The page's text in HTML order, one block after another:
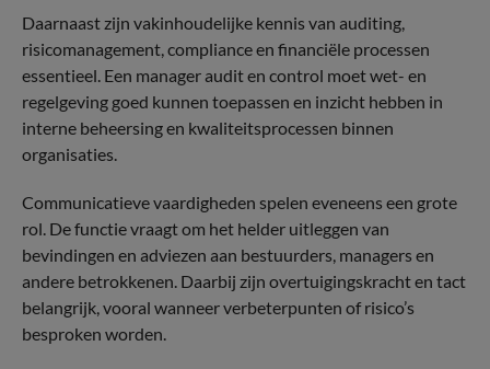
Daarnaast zijn vakinhoudelijke kennis van auditing,
risicomanagement, compliance en financiële processen
essentieel. Een manager audit en control moet wet- en
regelgeving goed kunnen toepassen en inzicht hebben in
interne beheersing en kwaliteitsprocessen binnen
organisaties.
Communicatieve vaardigheden spelen eveneens een grote
rol. De functie vraagt om het helder uitleggen van
bevindingen en adviezen aan bestuurders, managers en
andere betrokkenen. Daarbij zijn overtuigingskracht en tact
belangrijk, vooral wanneer verbeterpunten of risico’s
besproken worden.